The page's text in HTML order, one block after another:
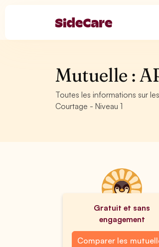
Mutuelle :
Toutes les informations sur
Courtage - Niveau 1
Gratuit et sans
engagement
Comparer les